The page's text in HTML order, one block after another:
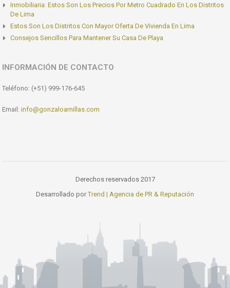
Inmobiliaria: Estos Son Los Precios Por Metro Cuadrado En Los Distritos
De Lima
Estos Son Los Distritos Con Mayor Oferta De Vivienda En Lima
Consejos Sencillos Para Mantener Su Casa De Playa
INFORMACIÓN DE CONTACTO
Teléfono: (+51) 999-176-645
Email: info@gonzaloarnillas.com
Derechos reservados 2017
Desarrollado porTrend | Agencia de PR & Reputación